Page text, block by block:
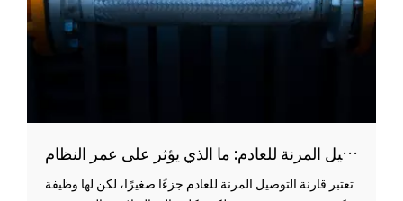
دليل اختيار قارنة التوصيل المرنة للعادم: ما الذي يؤثر على عمر النظام
تعتبر قارنة التوصيل المرنة للعادم جزءًا صغيرًا، لكن لها وظيفة